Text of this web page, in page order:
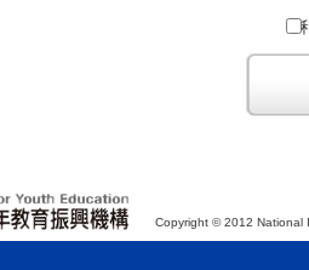
はこれに反対するための政治教育その他
はこれに反対するための宗教教育その他
、自らの団体の活動をアピールする活動
款や定められた決まりやマナーを守ると
Copyright © 2012 National